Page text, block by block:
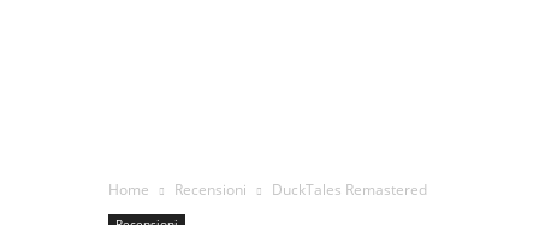
Home Recensioni DuckTales Remastered